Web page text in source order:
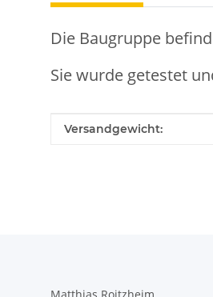
Die Baugruppe
Sie wurde getestet
Produkteigenschaft
Wert
Versandgewicht: